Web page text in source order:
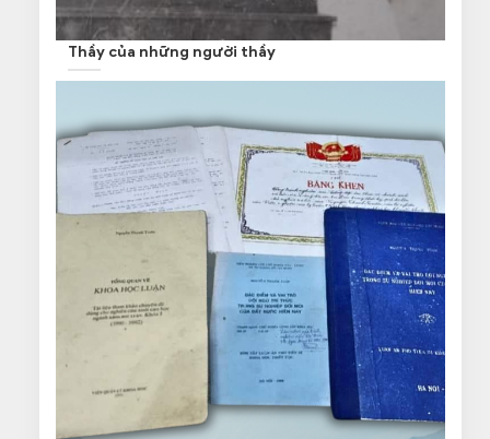
Thầy của những người thầy